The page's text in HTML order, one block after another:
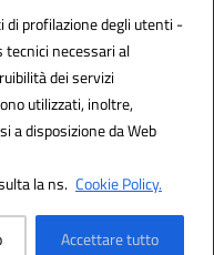
profilazione degli utenti -
necessari al
dei servizi
utilizzati, inoltre,
disposizione da Web
la ns. Cookie Policy.
Accettare tutto
- Fax 0793764116
Scuole 92073300904
Solution S.r.l.
Italia